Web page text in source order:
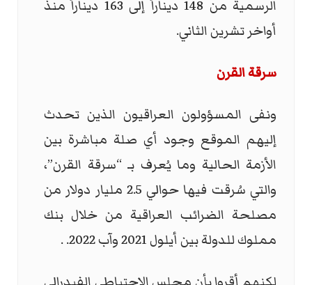
الرسمية من 148 ديناراً إلى 163 ديناراً منذ
أواخر تشرين الثاني.
سرقة القرن
ونفى المسؤولون العراقيون الذين تحدث
إليهم الموقع وجود أي صلة مباشرة بين
الأزمة الحالية وما يُعرف بـ “سرقة القرن”،
والتي سُرقت فيها حوالي 2.5 مليار دولار من
مصلحة الضرائب العراقية من خلال بنك
مملوك للدولة بين أيلول 2021 وآب 2022. .